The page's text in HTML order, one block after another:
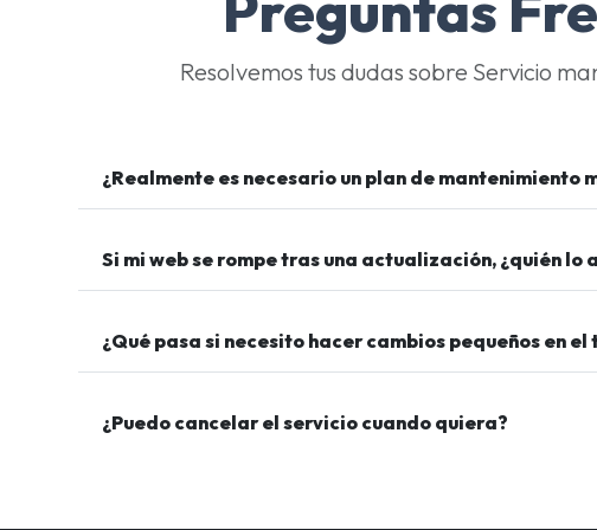
Resolvemos tus dudas sobre Servicio
¿Realmente es necesario un plan de mantenimiento
Si mi web se rompe tras una actualización, ¿quién lo
¿Qué pasa si necesito hacer cambios pequeños en
¿Puedo cancelar el servicio cuando quiera?